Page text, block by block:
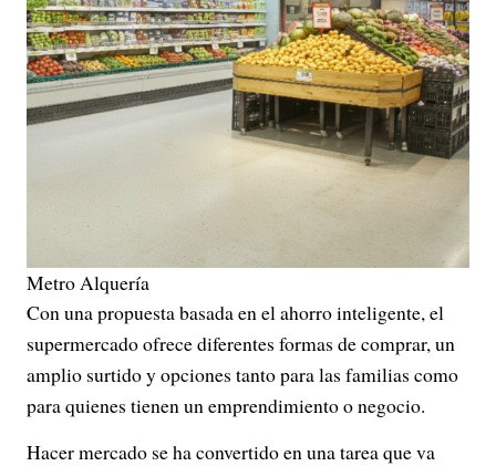
Metro Alquería
Con una propuesta basada en el ahorro inteligente, el
supermercado ofrece diferentes formas de comprar, un
amplio surtido y opciones tanto para las familias como
para quienes tienen un emprendimiento o negocio.
Hacer mercado se ha convertido en una tarea que va